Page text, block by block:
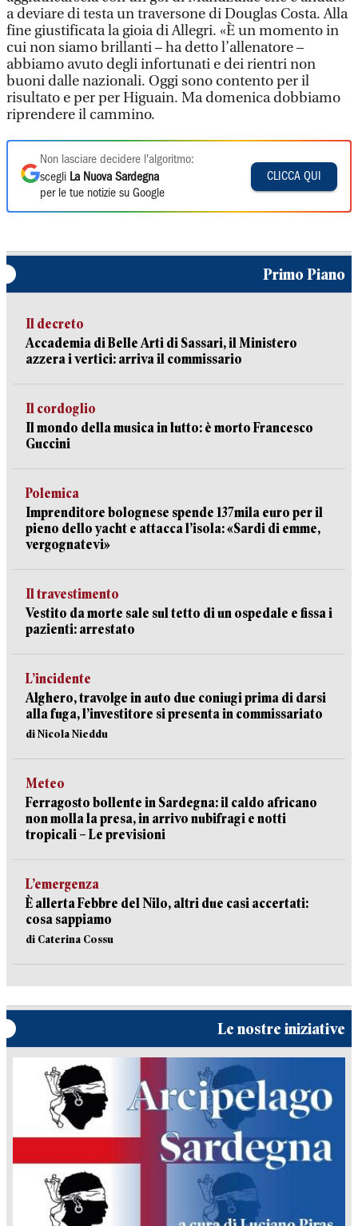
a deviare di testa un traversone di Douglas Costa. Alla
fine giustificata la gioia di Allegri. «È un momento in
cui non siamo brillanti – ha detto l’allenatore –
abbiamo avuto degli infortunati e dei rientri non
buoni dalle nazionali. Oggi sono contento per il
risultato e per per Higuain. Ma domenica dobbiamo
riprendere il cammino.
Non lasciare decidere l'algoritmo:
scegli La Nuova Sardegna
per le tue notizie su Google
CLICCA QUI
Primo Piano
Il decreto
Accademia di Belle Arti di Sassari, il Ministero
azzera i vertici: arriva il commissario
Il cordoglio
Il mondo della musica in lutto: è morto Francesco
Guccini
Polemica
Imprenditore bolognese spende 137mila euro per il
pieno dello yacht e attacca l’isola: «Sardi di emme,
vergognatevi»
Il travestimento
Vestito da morte sale sul tetto di un ospedale e fissa i
pazienti: arrestato
L’incidente
Alghero, travolge in auto due coniugi prima di darsi
alla fuga, l’investitore si presenta in commissariato
di Nicola Nieddu
Meteo
Ferragosto bollente in Sardegna: il caldo africano
non molla la presa, in arrivo nubifragi e notti
tropicali – Le previsioni
L’emergenza
È allerta Febbre del Nilo, altri due casi accertati:
cosa sappiamo
di Caterina Cossu
Le nostre iniziative